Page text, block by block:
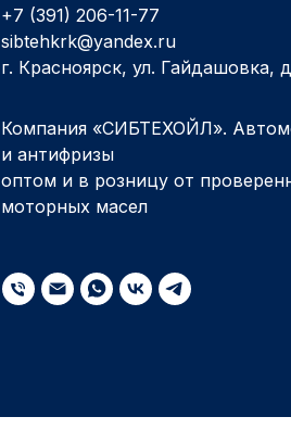
+7 (391) 206-11-77
sibtehkrk@yandex.ru
г. Красноярск, ул. Гайдашовка,
Компания «СИБТЕХОЙЛ».
и антифризы
оптом и в розницу от
моторных масел